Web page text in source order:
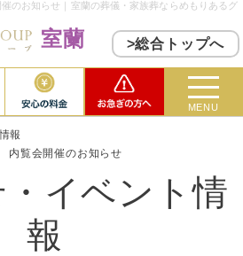
のお知らせ｜室蘭の葬儀・家族葬ならめもりあるグ
室蘭 >総合トップへ
MENU
報
内覧会開催のお知らせ
イベント情
報